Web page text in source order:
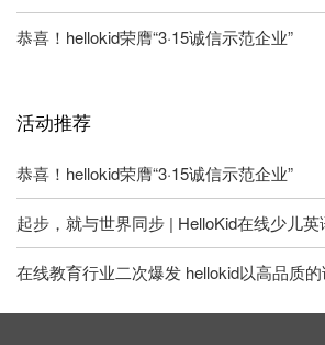
恭喜！hellokid荣膺“3·15诚信示范企业”
活动推荐
恭喜！hellokid荣膺“3·15诚信示范企业”
起步，就与世界同步 | HelloKid在线少儿英
在线教育行业二次爆发 hellokid以高品质